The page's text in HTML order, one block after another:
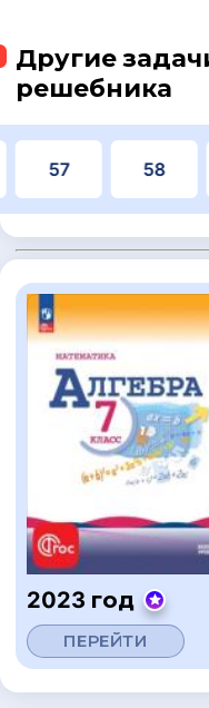
Другие
решебника
57 58
2023 год
ПЕРЕЙТИ